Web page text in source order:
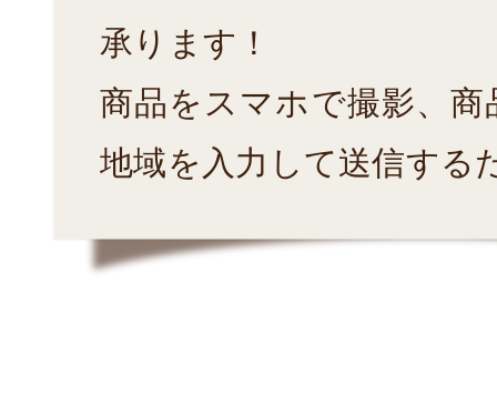
承ります！
商品をスマホで撮影、
地域を入力して送信する